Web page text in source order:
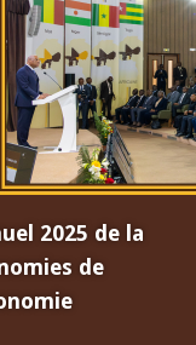
2025 de la
de